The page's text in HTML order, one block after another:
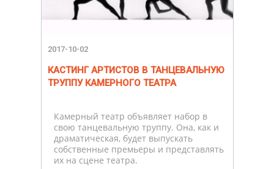
2017-10-02
КАСТИНГ АРТИСТОВ В ТАНЦЕВАЛЬНУЮ
ТРУППУ КАМЕРНОГО ТЕАТРА
Камерный театр объявляет набор в
свою танцевальную труппу. Она, как и
драматическая, будет выпускать
собственные премьеры и представлять
их на сцене театра.